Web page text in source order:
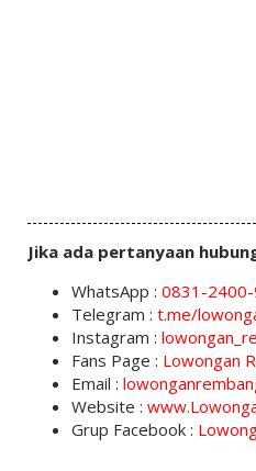
Jika ada pertanyaan
WhatsApp : 0831-
Telegram : t.me/
Instagram :
Fans Page : Lowongan
Email :
Website :
Grup Facebook :